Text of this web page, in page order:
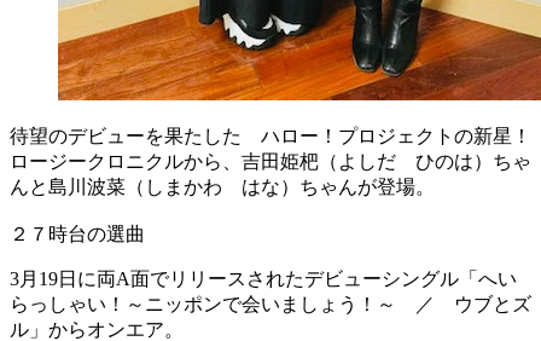
待望のデビューを果たした ハロー！プロジェクトの新星！
ロージークロニクルから、吉田姫杷（よしだ ひのは）ちゃ
んと島川波菜（しまかわ はな）ちゃんが登場。
２７時台の選曲
3月19日に両A面でリリースされたデビューシングル「へい
らっしゃい！～ニッポンで会いましょう！～ ／ ウブとズ
ル」からオンエア。